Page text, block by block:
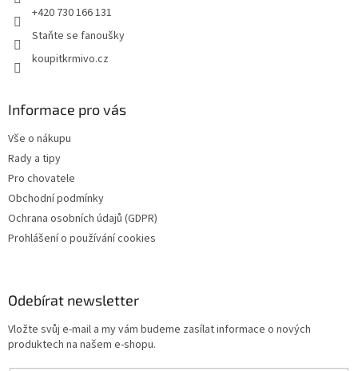
+420 730 166 131
Staňte se fanoušky
koupitkrmivo.cz
Informace pro vás
Vše o nákupu
Rady a tipy
Pro chovatele
Obchodní podmínky
Ochrana osobních údajů (GDPR)
Prohlášení o používání cookies
Odebírat newsletter
Vložte svůj e-mail a my vám budeme zasílat informace o nových
produktech na našem e-shopu.